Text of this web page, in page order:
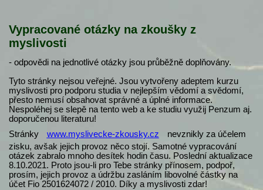
Vypracované otázky na zkoušky z
myslivosti
- odpovědi na jednotlivé otázky jsou průběžně doplňovány.
Tyto stránky nejsou veřejné. Jsou vytvořeny adeptem kurzu
myslivosti pro podporu studia v nejlepším vědomí a svědomí,
přesto nemusí obsahovat správné a úplné informace.
Nespoléhej se slepě na tento web a ke studiu využij Penzum aj.
doporučenou literaturu!
Stránky
www.myslivecke-zkousky.cz
nevznikly za účelem
zisku, avšak jejich provoz něco stojí. Samotné vypracování
otázek zabralo mnoho desítek hodin času. Poslední aktualizace
8.10.2021. Proto jsou-li pro Tebe stránky přínosem, podpoř,
prosím, jejich provoz a údržbu zasláním libovolné částky na
účet Fio 2501624072 / 2010. Díky a myslivosti zdar!